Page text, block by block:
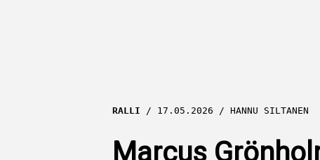
RALLI 17.05.2026 HANNU SILTANEN
Marcus